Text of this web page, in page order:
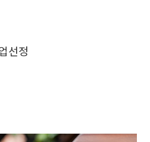
선정